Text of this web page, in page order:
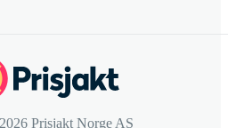
Prisjakt Norge AS